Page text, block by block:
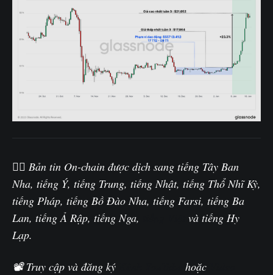
🏴‍☠️ Bản tin On-chain được dịch sang tiếng Tây Ban
Nha, tiếng Ý, tiếng Trung, tiếng Nhật, tiếng Thổ Nhĩ Kỳ,
tiếng Pháp, tiếng Bồ Đào Nha, tiếng Farsi, tiếng Ba
Lan, tiếng Ả Rập, tiếng Nga,
và tiếng Hy
Lạp.
📽️ Truy cập và đăng ký hoặc